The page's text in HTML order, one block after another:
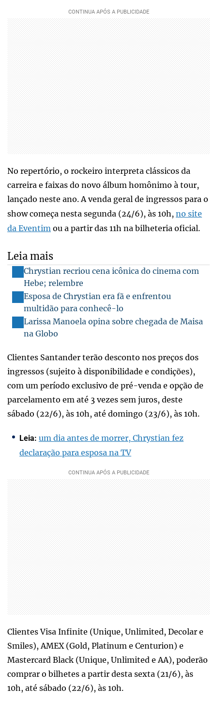
No repertório, o rockeiro interpreta clássicos da
carreira e faixas do novo álbum homônimo à tour,
lançado neste ano. A venda geral de ingressos para o
show começa nesta segunda (24/6), às 10h, no site
da Eventim ou a partir das 11h na bilheteria oficial.
Leia mais
Chrystian recriou cena icônica do cinema com
Hebe; relembre
Esposa de Chrystian era fã e enfrentou
multidão para conhecê-lo
Larissa Manoela opina sobre chegada de Maisa
na Globo
Clientes Santander terão desconto nos preços dos
ingressos (sujeito à disponibilidade e condições),
com um período exclusivo de pré-venda e opção de
parcelamento em até 3 vezes sem juros, deste
sábado (22/6), às 10h, até domingo (23/6), às 10h.
Leia: um dia antes de morrer, Chrystian fez
declaração para esposa na TV
Clientes Visa Infinite (Unique, Unlimited, Decolar e
Smiles), AMEX (Gold, Platinum e Centurion) e
Mastercard Black (Unique, Unlimited e AA), poderão
comprar o bilhetes a partir desta sexta (21/6), às
10h, até sábado (22/6), às 10h.